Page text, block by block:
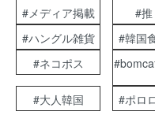
#メディア掲載 #
#ハングル雑貨
#韓国
#ネコポス
#大人韓国 #ポロ